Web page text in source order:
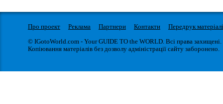
Про проект Реклама Партнери Контакти
Передрук
© IGotoWorld.com - Your GUIDE TO the WORLD. Всі права захищені.
Копіювання матеріалів без дозволу адміністрації сайту заборонено.